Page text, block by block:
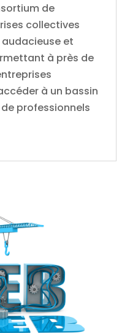
de
collectives
et
à près de
à un bassin
professionnels